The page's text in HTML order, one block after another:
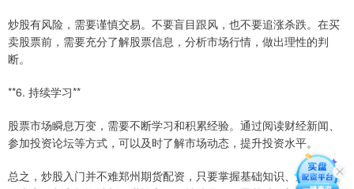
炒股有风险，需要谨慎交易。不要盲目跟风，也不要追涨杀跌。在买
卖股票前，需要充分了解股票信息，分析市场行情，做出理性的判
断。
**6. 持续学习**
股票市场瞬息万变，需要不断学习和积累经验。通过阅读财经新闻、
参加投资论坛等方式，可以及时了解市场动态，提升投资水平。
总之，炒股入门并不难郑州期货配资，只要掌握基础知识、选择合适